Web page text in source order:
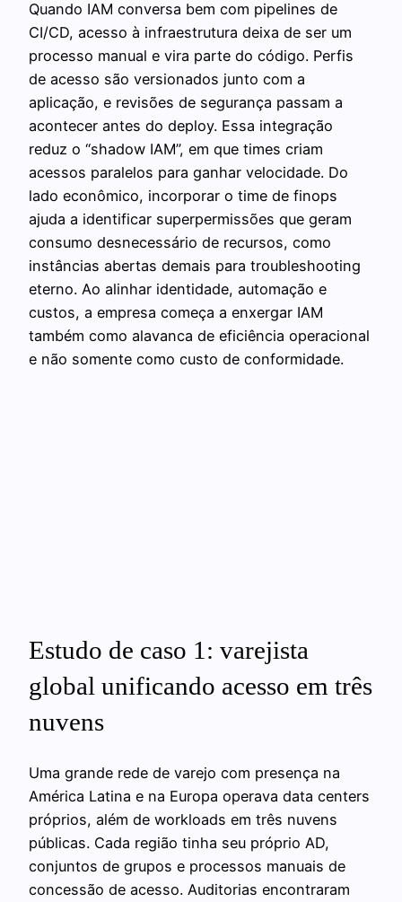
Quando IAM conversa bem com pipelines de
CI/CD, acesso à infraestrutura deixa de ser um
processo manual e vira parte do código. Perfis
de acesso são versionados junto com a
aplicação, e revisões de segurança passam a
acontecer antes do deploy. Essa integração
reduz o “shadow IAM”, em que times criam
acessos paralelos para ganhar velocidade. Do
lado econômico, incorporar o time de finops
ajuda a identificar superpermissões que geram
consumo desnecessário de recursos, como
instâncias abertas demais para troubleshooting
eterno. Ao alinhar identidade, automação e
custos, a empresa começa a enxergar IAM
também como alavanca de eficiência operacional
e não somente como custo de conformidade.
Estudo de caso 1: varejista
global unificando acesso em três
nuvens
Uma grande rede de varejo com presença na
América Latina e na Europa operava data centers
próprios, além de workloads em três nuvens
públicas. Cada região tinha seu próprio AD,
conjuntos de grupos e processos manuais de
concessão de acesso. Auditorias encontraram